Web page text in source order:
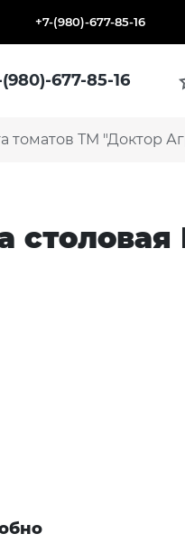
+7-(980)-677-85-16
(980)-677-85-16
томатов ТМ "Доктор
столовая